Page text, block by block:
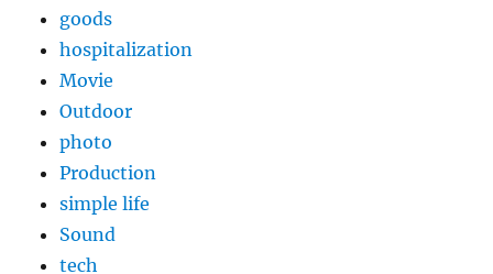
goods
hospitalization
Movie
Outdoor
photo
Production
simple life
Sound
tech